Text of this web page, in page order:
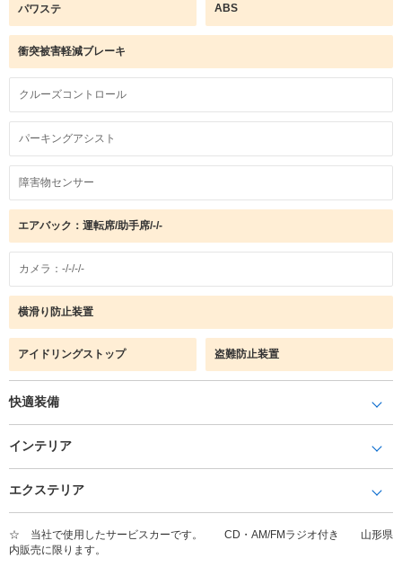
パワステ ABS
衝突被害軽減ブレーキ
クルーズコントロール
パーキングアシスト
障害物センサー
エアバック：運転席/助手席/-/-
カメラ：-/-/-/-
横滑り防止装置
アイドリングストップ 盗難防止装置
快適装備
インテリア
エクステリア
☆ 当社で使用したサービスカーです。 CD・AM/FMラジオ付き 山形県
内販売に限ります。